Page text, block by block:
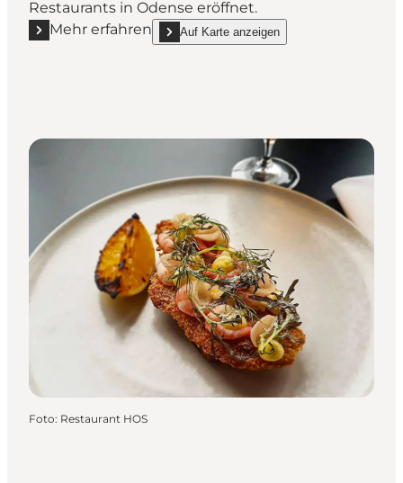
Restaurants in Odense eröffnet.
Mehr erfahren
Mehr erfahren "Kong Volmer - Smørrebrød"
Auf Karte anzeigen
show Kong Volmer - Smørrebrød on_map
Foto: Restaurant HOS